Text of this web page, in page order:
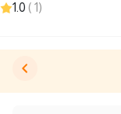
(
1
)
1.0